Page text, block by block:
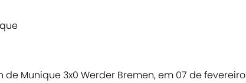
de Munique 3x0 Werder Bremen, em 07 de fevereiro